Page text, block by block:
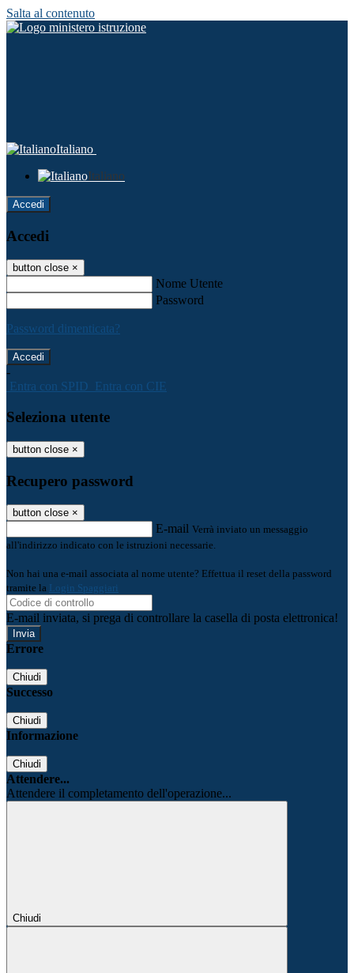
Salta al contenuto
Italiano
Italiano
Accedi
Accedi
button close ×
Nome Utente
Password
Password dimenticata?
-
Entra con SPID Entra con CIE
Seleziona utente
button close ×
Recupero password
button close ×
E-mail Verrà inviato un messaggio
all'indirizzo indicato con le istruzioni necessarie.
Non hai una e-mail associata al nome utente? Effettua il reset della password
tramite la Login Spaggiari
E-mail inviata, si prega di controllare la casella di posta elettronica!
Errore
Chiudi
Successo
Chiudi
Informazione
Chiudi
Attendere...
Attendere il completamento dell'operazione...
Chiudi